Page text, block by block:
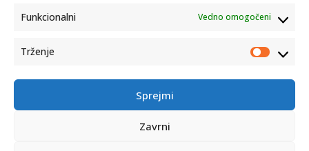
Funkcionalni Vedno omogočeni
Trženje Trženje
Sprejmi
Zavrni